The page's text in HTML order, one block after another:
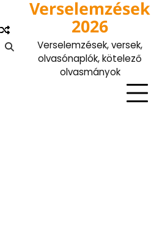
content
Verselemzések
2026
Verselemzések, versek,
olvasónaplók, kötelező
olvasmányok